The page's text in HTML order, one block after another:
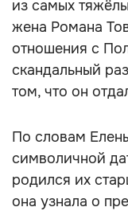
из самых
жена Романа
отношения с
скандальный
том, что он
По словам
символичной
родился их
она узнала о